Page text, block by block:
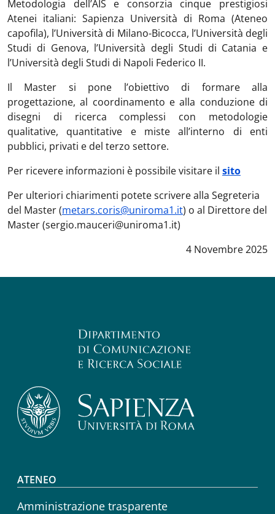
Metodologia dell’AIS e consorzia cinque prestigiosi
Atenei italiani: Sapienza Università di Roma (Ateneo
capofila), l’Università di Milano-Bicocca, l’Università degli
Studi di Genova, l’Università degli Studi di Catania e
l’Università degli Studi di Napoli Federico II.
Il Master si pone l’obiettivo di formare alla
progettazione, al coordinamento e alla conduzione di
disegni di ricerca complessi con metodologie
qualitative, quantitative e miste all’interno di enti
pubblici, privati e del terzo settore.
Per ricevere informazioni è possibile visitare il sito
Per ulteriori chiarimenti potete scrivere alla Segreteria
del Master (metars.coris@uniroma1.it) o al Direttore del
Master (sergio.mauceri@uniroma1.it)
Data notizia :
4 Novembre 2025
Footer menu
ATENEO
Amministrazione trasparente